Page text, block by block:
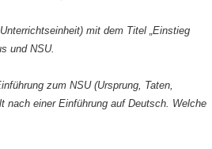
mit dem Titel „Einstieg
und NSU.
zum NSU (Ursprung, Taten,
einer Einführung auf Deutsch. Welche